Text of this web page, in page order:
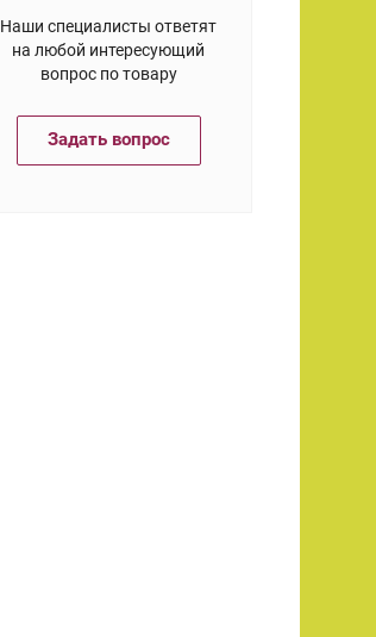
Наши специалисты ответят
на любой интересующий
вопрос по товару
Задать вопрос